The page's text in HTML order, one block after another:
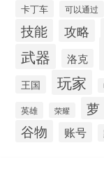
卡丁车
可以通过
技能 攻略
武器 洛克
王国 玩家
英雄 荣耀 萝
谷物 账号